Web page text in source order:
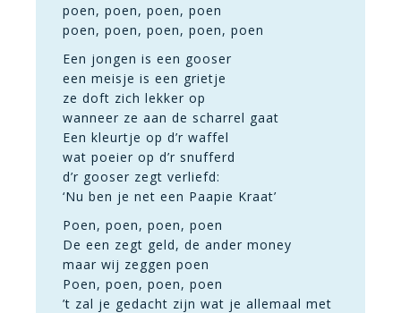
poen, poen, poen, poen
poen, poen, poen, poen, poen
Een jongen is een gooser
een meisje is een grietje
ze doft zich lekker op
wanneer ze aan de scharrel gaat
Een kleurtje op d’r waffel
wat poeier op d’r snufferd
d’r gooser zegt verliefd:
‘Nu ben je net een Paapie Kraat’
Poen, poen, poen, poen
De een zegt geld, de ander money
maar wij zeggen poen
Poen, poen, poen, poen
’t zal je gedacht zijn wat je allemaal met